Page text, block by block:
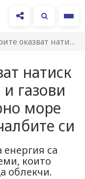
върху петролните и газови компании в Северно…
натиск
газови
море
си
са
които
облекчи.